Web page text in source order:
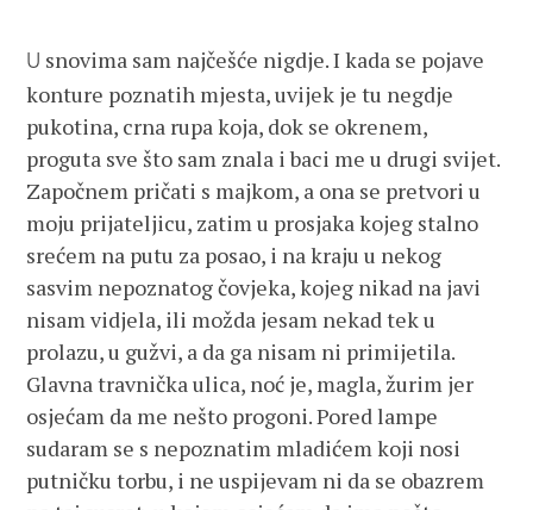
U snovima sam najčešće nigdje. I kada se pojave
konture poznatih mjesta, uvijek je tu negdje
pukotina, crna rupa koja, dok se okrenem,
proguta sve što sam znala i baci me u drugi svijet.
Započnem pričati s majkom, a ona se pretvori u
moju prijateljicu, zatim u prosjaka kojeg stalno
srećem na putu za posao, i na kraju u nekog
sasvim nepoznatog čovjeka, kojeg nikad na javi
nisam vidjela, ili možda jesam nekad tek u
prolazu, u gužvi, a da ga nisam ni primijetila.
Glavna travnička ulica, noć je, magla, žurim jer
osjećam da me nešto progoni. Pored lampe
sudaram se s nepoznatim mladićem koji nosi
putničku torbu, i ne uspijevam ni da se obazrem